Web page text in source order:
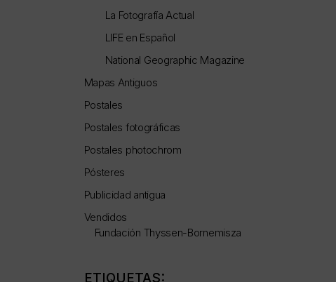
La Fotografía Actual
LIFE en Español
National Geographic Magazine
Mapas Antiguos
Postales
Postales fotográficas
Postales photochrom
Pósteres
Publicidad antigua
Vendidos
Fundación Thyssen-Bornemisza
ETIQUETAS: